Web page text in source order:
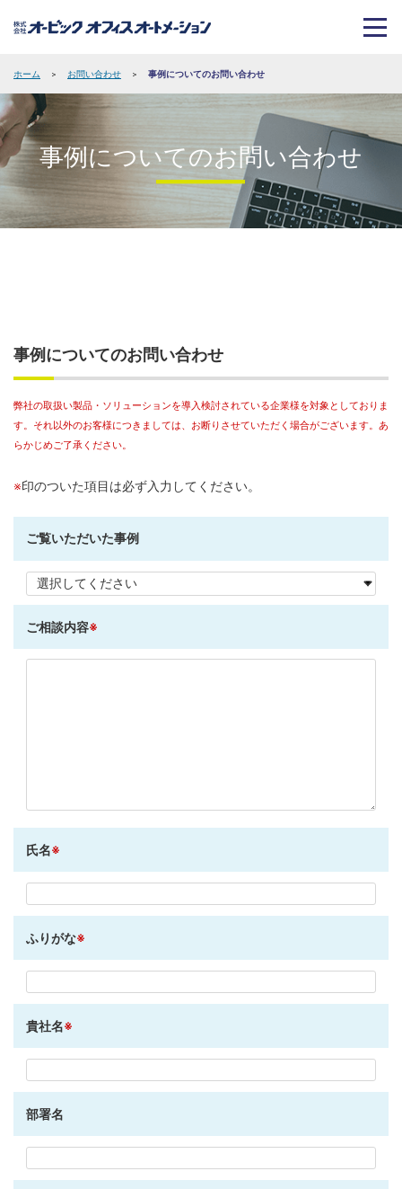
ホーム > お問い合わせ > 事例についてのお問い合わせ
事例についてのお問い合わせ
事例についてのお問い合わせ
弊社の取扱い製品・ソリューションを導入検討されている企業様を対象としておりま
す。それ以外のお客様につきましては、お断りさせていただく場合がございます。あ
らかじめご了承ください。
※印のついた項目は必ず入力してください。
ご覧いただいた事例
ご相談内容※
氏名※
ふりがな※
貴社名※
部署名